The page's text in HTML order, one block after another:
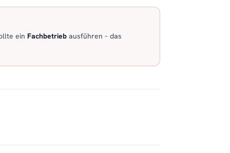
ein Fachbetrieb ausführen – das